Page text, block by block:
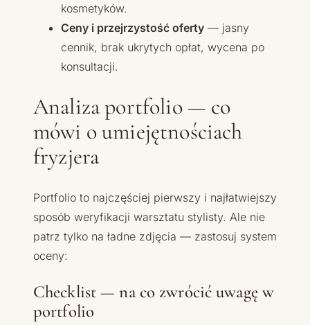
kosmetyków.
Ceny i przejrzystość oferty — jasny
cennik, brak ukrytych opłat, wycena po
konsultacji.
Analiza portfolio — co
mówi o umiejętnościach
fryzjera
Portfolio to najczęściej pierwszy i najłatwiejszy
sposób weryfikacji warsztatu stylisty. Ale nie
patrz tylko na ładne zdjęcia — zastosuj system
oceny:
Checklist — na co zwrócić uwagę w
portfolio